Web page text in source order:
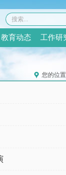
教育动态 工作研
您的位置